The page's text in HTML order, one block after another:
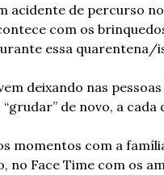
acidente de percurso
com os
essa
deixando nas
de novo, a cada
momentos com a
no Face Time com os